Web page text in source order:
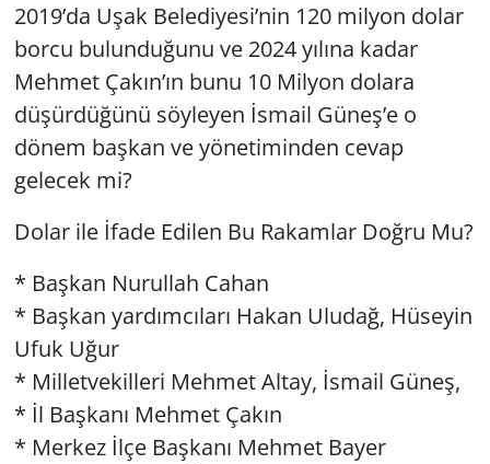
2019’da Uşak Belediyesi’nin 120 milyon dolar
borcu bulunduğunu ve 2024 yılına kadar
Mehmet Çakın’ın bunu 10 Milyon dolara
düşürdüğünü söyleyen İsmail Güneş’e o
dönem başkan ve yönetiminden cevap
gelecek mi?
Dolar ile İfade Edilen Bu Rakamlar Doğru Mu?
* Başkan Nurullah Cahan
* ⁠Başkan yardımcıları Hakan Uludağ, Hüseyin
Ufuk Uğur
* Milletvekilleri Mehmet Altay, İsmail Güneş,
* ⁠İl Başkanı Mehmet Çakın
* ⁠Merkez İlçe Başkanı Mehmet Bayer